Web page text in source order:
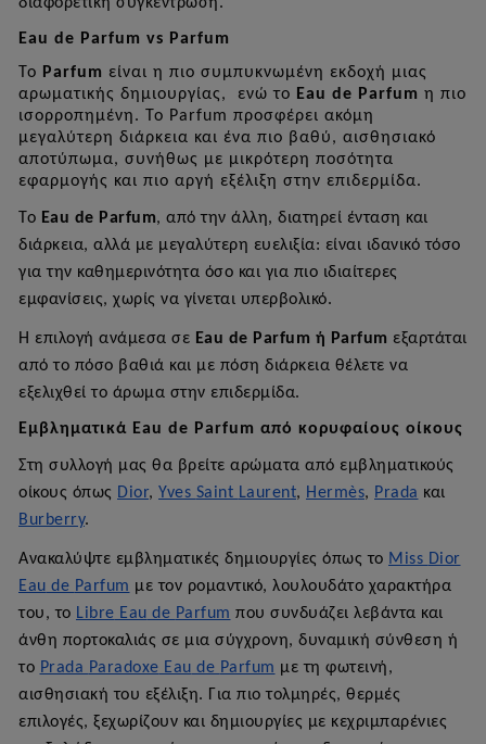
Eau de Parfum vs Parfum
Το Parfum είναι η πιο συμπυκνωμένη εκδοχή μιας
αρωματικής δημιουργίας, ενώ το Eau de Parfum η πιο
ισορροπημένη. Το Parfum προσφέρει ακόμη
μεγαλύτερη διάρκεια και ένα πιο βαθύ, αισθησιακό
αποτύπωμα, συνήθως με μικρότερη ποσότητα
εφαρμογής και πιο αργή εξέλιξη στην επιδερμίδα.
Το Eau de Parfum, από την άλλη, διατηρεί ένταση και
διάρκεια, αλλά με μεγαλύτερη ευελιξία: είναι ιδανικό τόσο
για την καθημερινότητα όσο και για πιο ιδιαίτερες
εμφανίσεις, χωρίς να γίνεται υπερβολικό.
Η επιλογή ανάμεσα σε Eau de Parfum ή Parfum εξαρτάται
από το πόσο βαθιά και με πόση διάρκεια θέλετε να
εξελιχθεί το άρωμα στην επιδερμίδα.
Εμβληματικά Eau de Parfum από κορυφαίους οίκους
Στη συλλογή μας θα βρείτε αρώματα από εμβληματικούς
οίκους όπως Dior, Yves Saint Laurent, Hermès, Prada και
Burberry.
Ανακαλύψτε εμβληματικές δημιουργίες όπως το Miss Dior
Eau de Parfum με τον ρομαντικό, λουλουδάτο χαρακτήρα
του, το Libre Eau de Parfum που συνδυάζει λεβάντα και
άνθη πορτοκαλιάς σε μια σύγχρονη, δυναμική σύνθεση ή
το Prada Paradoxe Eau de Parfum με τη φωτεινή,
αισθησιακή του εξέλιξη. Για πιο τολμηρές, θερμές
επιλογές, ξεχωρίζουν και δημιουργίες με κεχριμπαρένιες